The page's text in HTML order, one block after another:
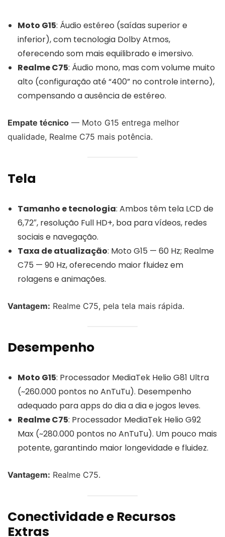
Moto G15: Áudio estéreo (saídas superior e
inferior), com tecnologia Dolby Atmos,
oferecendo som mais equilibrado e imersivo.
Realme C75: Áudio mono, mas com volume muito
alto (configuração até “400” no controle interno),
compensando a ausência de estéreo.
Empate técnico — Moto G15 entrega melhor
qualidade, Realme C75 mais potência.
Tela
Tamanho e tecnologia: Ambos têm tela LCD de
6,72″, resolução Full HD+, boa para vídeos, redes
sociais e navegação.
Taxa de atualização: Moto G15 — 60 Hz; Realme
C75 — 90 Hz, oferecendo maior fluidez em
rolagens e animações.
Vantagem: Realme C75, pela tela mais rápida.
Desempenho
Moto G15: Processador MediaTek Helio G81 Ultra
(~260.000 pontos no AnTuTu). Desempenho
adequado para apps do dia a dia e jogos leves.
Realme C75: Processador MediaTek Helio G92
Max (~280.000 pontos no AnTuTu). Um pouco mais
potente, garantindo maior longevidade e fluidez.
Vantagem: Realme C75.
Conectividade e Recursos
Extras